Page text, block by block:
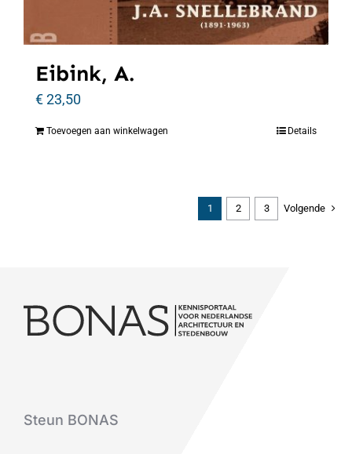
Eibink, A.
€23,50
Toevoegen aan winkelwagen Details
1 2 3 Volgende
Steun BONAS